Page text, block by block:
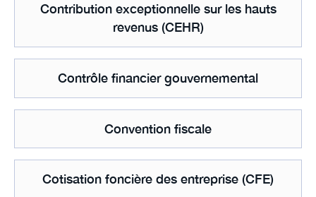
Contribution exceptionnelle sur les hauts
revenus (CEHR)
Contrôle financier gouvernemental
Convention fiscale
Cotisation foncière des entreprise (CFE)